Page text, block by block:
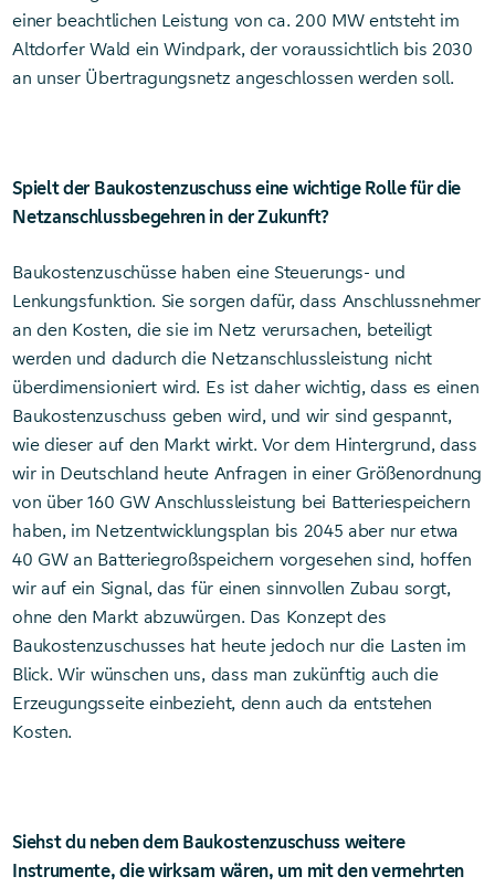
einer beachtlichen Leistung von ca. 200 MW entsteht im
Altdorfer Wald ein Windpark, der voraussichtlich bis 2030
an unser Übertragungsnetz angeschlossen werden soll.
Spielt der Baukostenzuschuss eine wichtige Rolle für die
Netzanschlussbegehren in der Zukunft?
Baukostenzuschüsse haben eine Steuerungs- und
Lenkungsfunktion. Sie sorgen dafür, dass Anschlussnehmer
an den Kosten, die sie im Netz verursachen, beteiligt
werden und dadurch die Netzanschlussleistung nicht
überdimensioniert wird. Es ist daher wichtig, dass es einen
Baukostenzuschuss geben wird, und wir sind gespannt,
wie dieser auf den Markt wirkt. Vor dem Hintergrund, dass
wir in Deutschland heute Anfragen in einer Größenordnung
von über 160 GW Anschlussleistung bei Batteriespeichern
haben, im Netzentwicklungsplan bis 2045 aber nur etwa
40 GW an Batteriegroßspeichern vorgesehen sind, hoffen
wir auf ein Signal, das für einen sinnvollen Zubau sorgt,
ohne den Markt abzuwürgen. Das Konzept des
Baukostenzuschusses hat heute jedoch nur die Lasten im
Blick. Wir wünschen uns, dass man zukünftig auch die
Erzeugungsseite einbezieht, denn auch da entstehen
Kosten.
Siehst du neben dem Baukostenzuschuss weitere
Instrumente, die wirksam wären, um mit den vermehrten